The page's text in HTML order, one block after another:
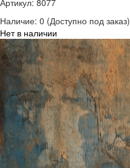
Артикул: 8077
Наличие: 0 (Доступно под заказ)
Нет в наличии